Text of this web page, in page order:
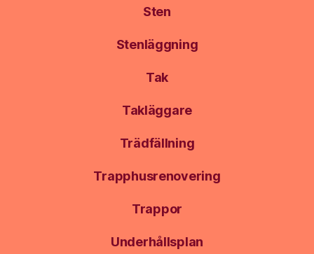
Sten
Stenläggning
Tak
Takläggare
Trädfällning
Trapphusrenovering
Trappor
Underhållsplan